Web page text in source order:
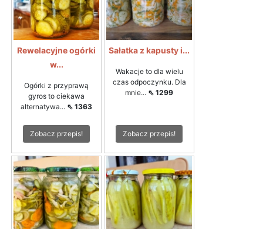
Rewelacyjne ogórki
w...
Ogórki z przyprawą
gyros to ciekawa
alternatywa... ⇖ 1363
Zobacz przepis!
Sałatka z kapusty i...
Wakacje to dla wielu
czas odpoczynku. Dla
mnie... ⇖ 1299
Zobacz przepis!